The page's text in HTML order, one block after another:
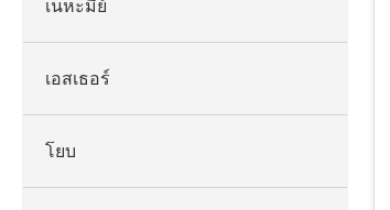
เนหะมีย์
เอสเธอร์
โยบ